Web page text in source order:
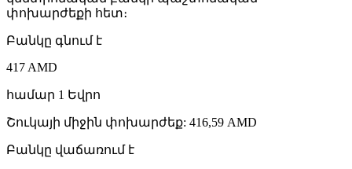
փոխարժեքի հետ։
Բանկը գնում է
417 AMD
համար 1 Եվրո
Շուկայի միջին փոխարժեք: 416,59 AMD
Բանկը վաճառում է